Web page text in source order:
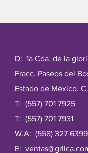
D: 1a Cda. de la
Fracc. Paseos del
Estado de México.
T: (557) 701 7925
T: (557) 701 7931
W.A: (558) 327 6399
E: